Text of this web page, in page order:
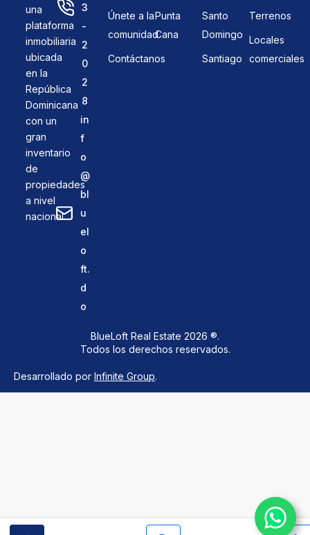
una
plataforma
inmobiliaria
ubicada
en la
República
Dominicana
con un
gran
inventario
de
propiedades
a nivel
nacional.
3
-
2
0
2
8
in
f
o
@
bl
u
el
o
ft.
d
o
Únete a la
comunidad
Contáctanos
Punta
Cana
Santo
Domingo
Santiago
Terrenos
Locales
comerciales
BlueLoft Real Estate 2026 ®.
Todos los derechos reservados.
Desarrollado por Infinite Group.